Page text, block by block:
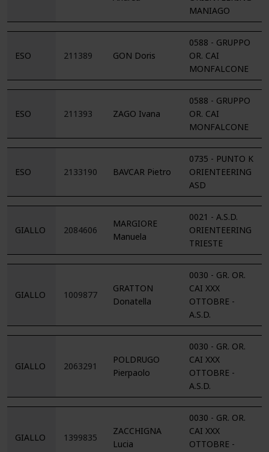
MANIAGO
ESO 211389 GON Doris
0588 - GRUPPO
OR. CAI
MONFALCONE
ESO 211393 ZAGO Ivana
0588 - GRUPPO
OR. CAI
MONFALCONE
ESO 2133190 BAVCAR Pietro
0735 - PUNTO K
ORIENTEERING
ASD
GIALLO 2084606
MARGIORE
Manuela
0021 - A.S.D.
ORIENTEERING
TRIESTE
GIALLO 1009877
GRATTON
Donatella
0030 - GR. OR.
CAI XXX
OTTOBRE -
A.S.D.
GIALLO 2063291
POLDRUGO
Pierpaolo
0030 - GR. OR.
CAI XXX
OTTOBRE -
A.S.D.
GIALLO 1399835
ZACCHIGNA
Lucia
0030 - GR. OR.
CAI XXX
OTTOBRE -